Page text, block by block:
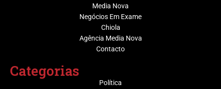
Media Nova
Negócios Em Exame
Chiola
Agência Media Nova
Contacto
Categorias
Política